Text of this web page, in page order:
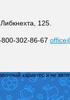
125.
302-86-67
характер и не